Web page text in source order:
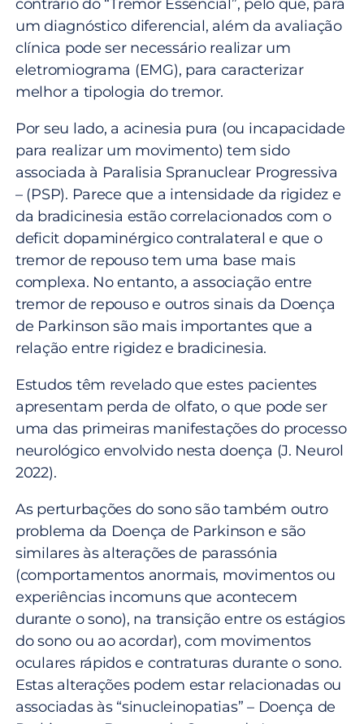
contrário do “Tremor Essencial”, pelo que, para
um diagnóstico diferencial, além da avaliação
clínica pode ser necessário realizar um
eletromiograma (EMG), para caracterizar
melhor a tipologia do tremor.
Por seu lado, a acinesia pura (ou incapacidade
para realizar um movimento) tem sido
associada à Paralisia Spranuclear Progressiva
– (PSP). Parece que a intensidade da rigidez e
da bradicinesia estão correlacionados com o
deficit dopaminérgico contralateral e que o
tremor de repouso tem uma base mais
complexa. No entanto, a associação entre
tremor de repouso e outros sinais da Doença
de Parkinson são mais importantes que a
relação entre rigidez e bradicinesia.
Estudos têm revelado que estes pacientes
apresentam perda de olfato, o que pode ser
uma das primeiras manifestações do processo
neurológico envolvido nesta doença (J. Neurol
2022).
As perturbações do sono são também outro
problema da Doença de Parkinson e são
similares às alterações de parassónia
(comportamentos anormais, movimentos ou
experiências incomuns que acontecem
durante o sono), na transição entre os estágios
do sono ou ao acordar), com movimentos
oculares rápidos e contraturas durante o sono.
Estas alterações podem estar relacionadas ou
associadas às “sinucleinopatias” – Doença de